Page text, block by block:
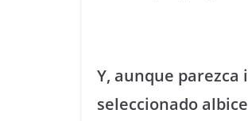
Y, aunque
seleccionado